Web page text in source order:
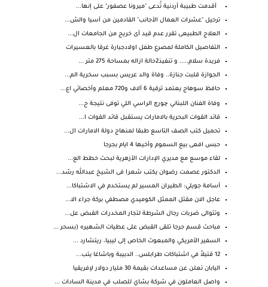
أقدمت طبيبة أردنية تُدعى "ميرونا عصفور" على إنها...
ترحيل "عشرات العمال الأجانب" القادمين من آسيا والش...
العلاج الطبيعى تقرر عدم قيد أى خريج من الجامعات ال...
التفاصيل الكاملة لمصرع طفل اولادجبارة غرقا بالعسيرات
فريدة سلام..... و تنفيذ2حالة ازاله بمساحة 275 متر ...
الجوازة قلبت جنازة.. وفاة والد عريس بسبب سخرية الم...
حافظ سوهاج يعتمد ترقية 6 آلاف و720 معلم وأخصائي اع...
وفاة الفنان اللبناني چورچ الراسي اللي توفى نتيجة ح...
قائد القوات البحرية بالامارات يستقبل قائد القوات ا...
تحميل كتب الصف التاسع طبقا لمنهاج دولة الامارات ال...
حبس افعى بيع السموم وأخيها 4 ايام بجرجا
لقاء موسع مع مديري الإدارات الأزهرية لبحث خطط الع...
الدكتور عصمت رضوان يكتب شعرا فى الشيخ عبدالله رشد...
أسامة جويلي: الطيران المسير لم يستخدم في الاشتباكا...
عاجل الان مقتل الممثل الكوميدي مصطفي بركة جراء الا...
وتتوالى ضربات رجال الشرطة لتجار المخدرات القبض عل...
مباحث قسم جرجا تلقى القبض على عطيات الشهيره (بسحر ...
السفير الأمريكي والمبعوث الخاص إلى ليبيا، ريتشارد ...
12 قتيلاً في اشتباكات طرابلس.. الدبيبة وباشاغا يتب...
اليابان تعلن عن مساعدات بقيمة 30 مليار دولار لإفريقيا
واصل العاملون في شركة بشاي للصلب في مدينة السادات ...